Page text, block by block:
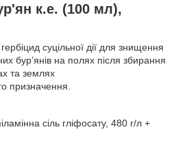
к.е. (100 мл),
суцільної дії для знищення
бур’янів на полях після збирання
та землях
призначення.
сіль гліфосату, 480 г/л +